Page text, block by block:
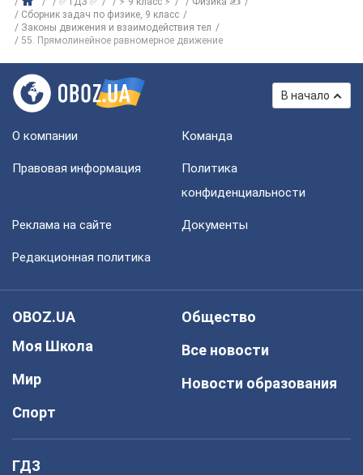
Сборник задач по физике, 9 класс
Законы движения и взаимодействия тел
55. Прямолинейное равномерное движение
В начало
О компании Команда
Правовая информация
Политика
конфиденциальности
Реклама на сайте Документы
Редакционная политика
OBOZ.UA
Моя Школа
Мир
Спорт
Общество
Все новости
Новости образования
ГДЗ